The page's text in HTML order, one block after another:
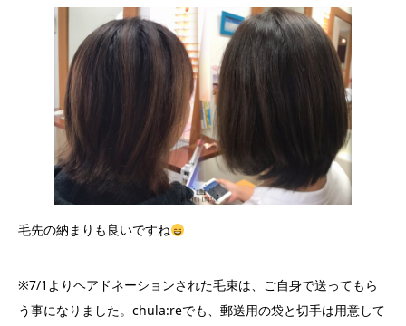
毛先の納まりも良いですね
※7/1よりヘアドネーションされた毛束は、ご自身で送ってもら
う事になりました。chula:reでも、郵送用の袋と切手は用意して